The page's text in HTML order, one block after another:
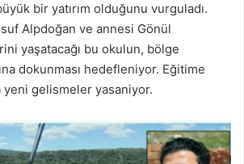
bir yatırım olduğunu vurguladı.
Alpdoğan ve annesi Gönül
yaşatacağı bu okulun, bölge
dokunması hedefleniyor. Eğitime
yeni gelismeler yasaniyor.